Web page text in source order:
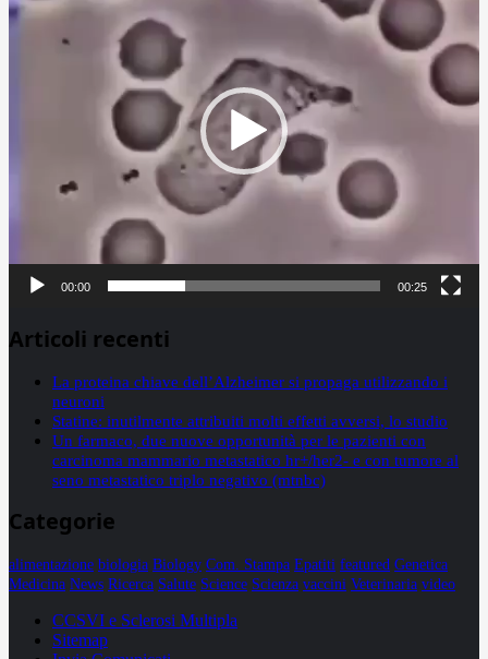
00:00 00:25
Articoli recenti
La proteina chiave dell’Alzheimer si propaga utilizzando i
neuroni
Statine: inutilmente attribuiti molti effetti avversi, lo studio
Un farmaco, due nuove opportunità per le pazienti con
carcinoma mammario metastatico hr+/her2- e con tumore al
seno metastatico triplo negativo (mtnbc)
Categorie
alimentazione biologia Biology Com. Stampa Epatiti featured Genetica
Medicina News Ricerca Salute Science Scienza vaccini Veterinaria video
CCSVI e Sclerosi Multipla
Sitemap